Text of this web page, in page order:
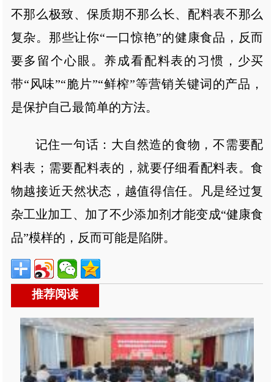
不那么极致、保质期不那么长、配料表不那么
复杂。那些让你“一口惊艳”的健康食品，反而
要多留个心眼。养成看配料表的习惯，少买
带“风味”“脆片”“鲜榨”等营销关键词的产品，
是保护自己最简单的方法。
记住一句话：大自然造的食物，不需要配
料表；需要配料表的，就要仔细看配料表。食
物越接近天然状态，越值得信任。凡是经过复
杂工业加工、加了不少添加剂才能变成“健康食
品”模样的，反而可能是陷阱。
推荐阅读